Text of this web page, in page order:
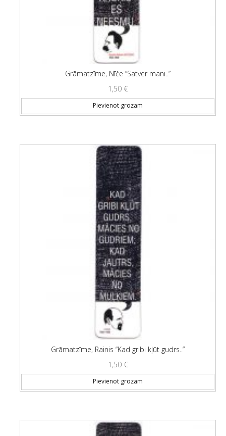
Grāmatzīme, Nīče “Satver mani..”
1,50 €
Pievienot grozam
Grāmatzīme, Rainis “Kad gribi kļūt gudrs..”
1,50 €
Pievienot grozam